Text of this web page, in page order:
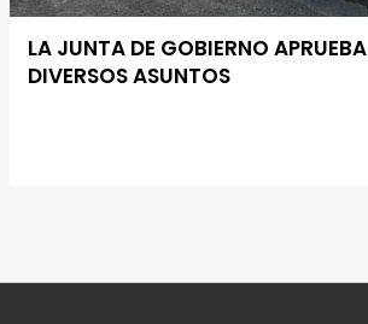
LA JUNTA DE GOBIERNO APRUEBA
DIVERSOS ASUNTOS